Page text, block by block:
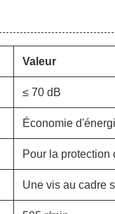
Valeur
≤ 70 dB
Économie
Pour la protection
Une vis au cadre